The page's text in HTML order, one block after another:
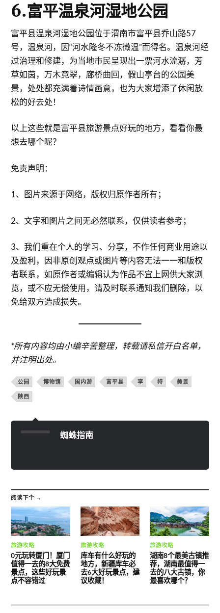
6.富平温泉河湿地公园
富平县温泉河湿地公园位于渭南市富平县乔山路57
号，温泉河，因“河水隆冬不冻微温”而得名。温泉河经
过治理和修建，为当地市民呈现出一票河水流潺，芳
草如茵，万木竞翠，廊桥曲回，假山亭台的公园美
景，处处都充满着诗情画意，也为大家增添了休闲放
松的好去处！
以上这些就是富平县旅游景点好玩的地方，看看你最
想去哪个呢？
免责声明：
1、图片来源于网络，版权归原作者所有；
2、文字和图片之间无必然联系，仅供读者参考；
3、我们重在个人的学习、分享，不作任何商业用途以
及盈利，因非原创观点或图片等内容无法一一和版权
者联系，如原作者或编辑认为作品不宜上网供大家浏
览，或不应无偿使用，请及时联系通知我们删除，以
免给双方造成损失。
*所有内容均由小编辛苦整理，转载请私信开白名单，
并注明出处。
公园 博物馆 国内游 富平县 李 特 美景
陕西
蜘蛛指南
阅读下个 →
旅游攻略
0元玩转厦门！厦门
值得一去的8大免费
景点，这些好玩景
点不容错过
旅游攻略
库车有什么好玩的
地方，新疆库车必
去6大好玩景点，建
议收藏！
旅游攻略
湖南8个最美古镇推
荐，湖南最值得一
去的八大古镇，你
最喜欢哪个？